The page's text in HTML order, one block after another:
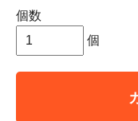
個数
個